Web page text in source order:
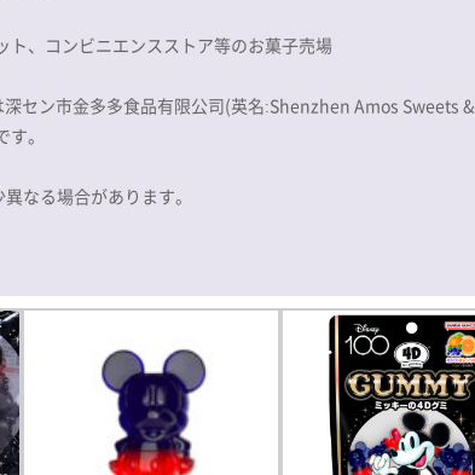
ト、コンビニエンスストア等のお菓子売場
セン市金多多食品有限公司(英名:Shenzhen Amos Sweets &
。
なる場合があります。